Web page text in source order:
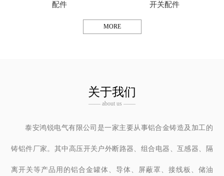
配件 开关配件
MORE
关于我们
—— about us ——
泰安鸿锐电气有限公司是一家主要从事铝合金铸造及加工的
铸铝件厂家。其中高压开关户外断路器、组合电器、互感器、隔
离开关等产品用的铝合金罐体、导体、屏蔽罩、接线板、储油